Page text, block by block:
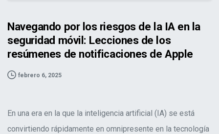
Navegando por los riesgos de la IA en la
seguridad móvil: Lecciones de los
resúmenes de notificaciones de Apple
febrero 6, 2025
En una era en la que la inteligencia artificial (IA) se está
convirtiendo rápidamente en omnipresente en la tecnología